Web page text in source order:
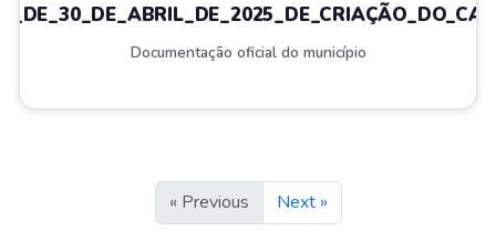
Documentação oficial do município
« Previous Next »